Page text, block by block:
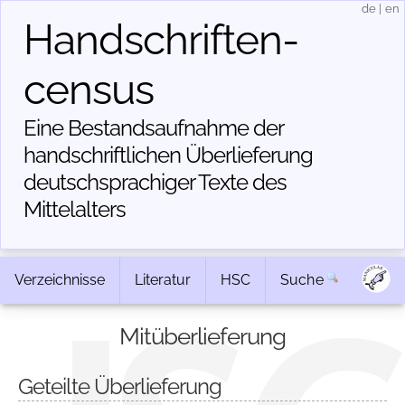
Handschriften­
census
Eine Bestandsaufnahme der
handschriftlichen Über­lieferung
deutschsprachiger Texte des
Mittelalters
de en
Verzeichnisse Literatur HSC Suche
Mitüberlieferung
Geteilte Überlieferung